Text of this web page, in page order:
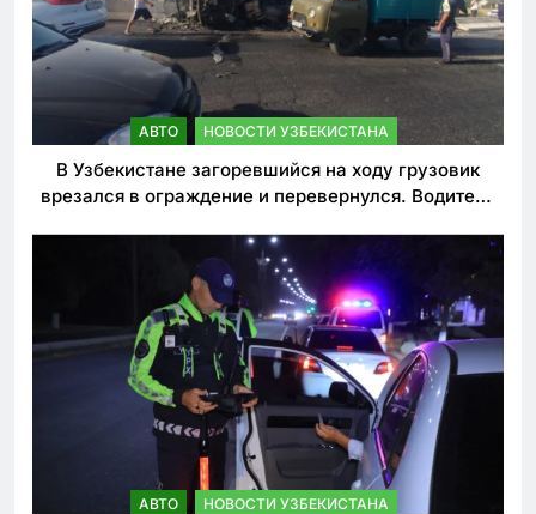
АВТО НОВОСТИ УЗБЕКИСТАНА
В Узбекистане загоревшийся на ходу грузовик
врезался в ограждение и перевернулся. Водитель
АВТО НОВОСТИ УЗБЕКИСТАНА